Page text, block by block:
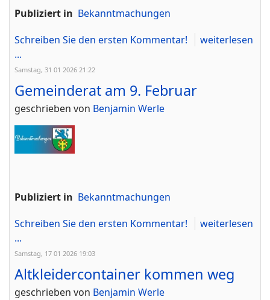
Publiziert in Bekanntmachungen
Schreiben Sie den ersten Kommentar!
weiterlesen
...
Samstag, 31 01 2026 21:22
Gemeinderat am 9. Februar
geschrieben von Benjamin Werle
Publiziert in Bekanntmachungen
Schreiben Sie den ersten Kommentar!
weiterlesen
...
Samstag, 17 01 2026 19:03
Altkleidercontainer kommen weg
geschrieben von Benjamin Werle